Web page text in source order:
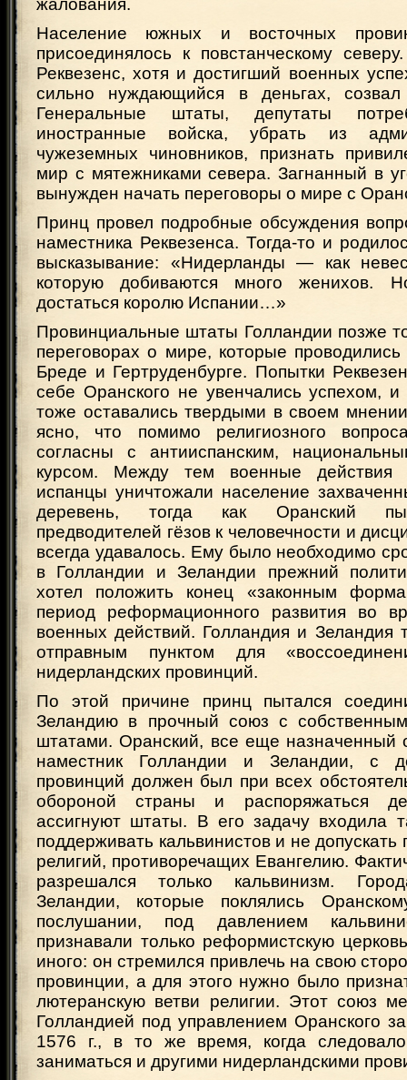
жалования.
Население южных и восточных
присоединялось к повстанческому
Реквезенс, хотя и достигший военных
сильно нуждающийся в деньгах,
Генеральные штаты, депутаты
иностранные войска, убрать из
чужеземных чиновников, признать
мир с мятежниками севера. Загнанный в
вынужден начать переговоры о мире с
Принц провел подробные обсуждения
наместника Реквезенса. Тогда-то и
высказывание: «Нидерланды — как
которую добиваются много
достаться королю Испании…»
Провинциальные штаты Голландии позже
переговорах о мире, которые
Бреде и Гертруденбурге. Попытки
себе Оранского не увенчались успехом,
тоже оставались твердыми в своем
ясно, что помимо религиозного
согласны с антииспанским,
курсом. Между тем военные действия
испанцы уничтожали население
деревень, тогда как Оранский
предводителей гёзов к человечности и
всегда удавалось. Ему было необходимо
в Голландии и Зеландии прежний
хотел положить конец «законным
период реформационного развития во
военных действий. Голландия и Зеландия
отправным пунктом для
нидерландских провинций.
По этой причине принц пытался
Зеландию в прочный союз с
штатами. Оранский, все еще
наместник Голландии и Зеландии, с
провинций должен был при всех
обороной страны и распоряжаться
ассигнуют штаты. В его задачу входила
поддерживать кальвинистов и не допускать
религий, противоречащих Евангелию.
разрешался только кальвинизм.
Зеландии, которые поклялись
послушании, под давлением
признавали только реформистскую
иного: он стремился привлечь на свою
провинции, а для этого нужно было
лютеранскую ветви религии. Этот союз
Голландией под управлением Оранского
1576 г., в то же время, когда следовало
заниматься и другими нидерландскими